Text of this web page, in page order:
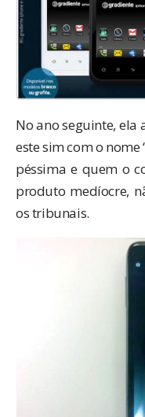
No ano seguinte,
este sim com o nome
péssima e quem o
produto medíocre,
os tribunais.